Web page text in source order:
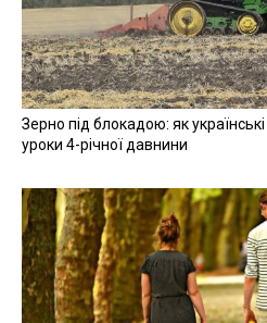
Зерно під блокадою: як
уроки 4-річної давнини